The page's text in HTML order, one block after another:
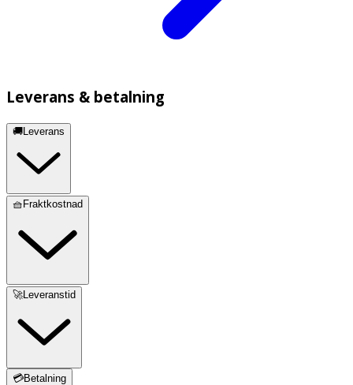
Leverans & betalning
🚚Leverans
🧺Fraktkostnad
🚀Leveranstid
💳Betalning